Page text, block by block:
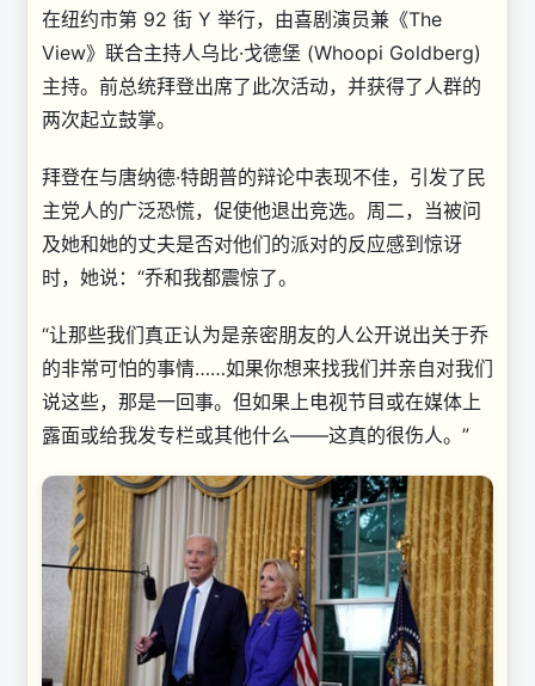
在纽约市第 92 街 Y 举行，由喜剧演员兼《The
View》联合主持人乌比·戈德堡 (Whoopi Goldberg)
主持。前总统拜登出席了此次活动，并获得了人群的
两次起立鼓掌。
拜登在与唐纳德·特朗普的辩论中表现不佳，引发了民
主党人的广泛恐慌，促使他退出竞选。周二，当被问
及她和她的丈夫是否对他们的派对的反应感到惊讶
时，她说：“乔和我都震惊了。
“让那些我们真正认为是亲密朋友的人公开说出关于乔
的非常可怕的事情……如果你想来找我们并亲自对我们
说这些，那是一回事。但如果上电视节目或在媒体上
露面或给我发专栏或其他什么——这真的很伤人。”